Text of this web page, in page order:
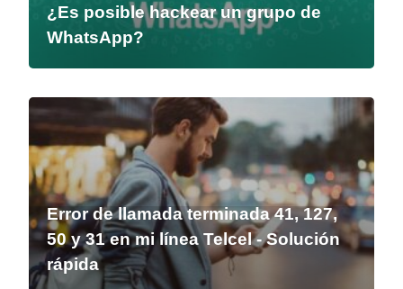
¿Es posible hackear un grupo de
WhatsApp?
Error de llamada terminada 41, 127,
50 y 31 en mi línea Telcel - Solución
rápida